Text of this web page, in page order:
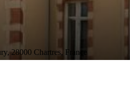
28000 Chartres, France